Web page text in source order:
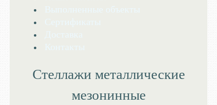
Стеллажи металлические
мезонинные